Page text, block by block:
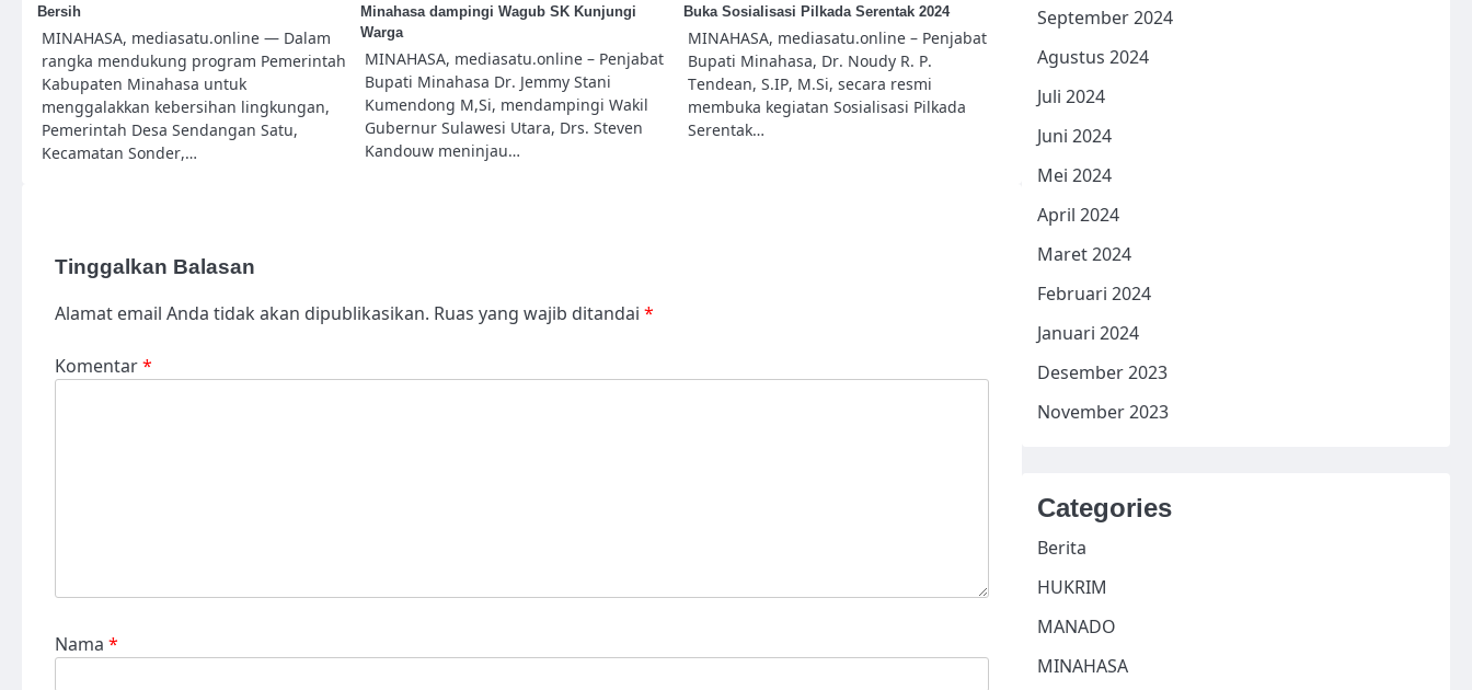
Bersih
MINAHASA, mediasatu.online — Dalam
rangka mendukung program Pemerintah
Kabupaten Minahasa untuk
menggalakkan kebersihan lingkungan,
Pemerintah Desa Sendangan Satu,
Kecamatan Sonder,…
Minahasa dampingi Wagub SK Kunjungi
Warga
MINAHASA, mediasatu.online – Penjabat
Bupati Minahasa Dr. Jemmy Stani
Kumendong M,Si, mendampingi Wakil
Gubernur Sulawesi Utara, Drs. Steven
Kandouw meninjau…
Buka Sosialisasi Pilkada Serentak 2024
MINAHASA, mediasatu.online – Penjabat
Bupati Minahasa, Dr. Noudy R. P.
Tendean, S.IP, M.Si, secara resmi
membuka kegiatan Sosialisasi Pilkada
Serentak…
Tinggalkan Balasan
Alamat email Anda tidak akan dipublikasikan. Ruas yang wajib ditandai *
Komentar*
Nama *
September 2024
Agustus 2024
Juli 2024
Juni 2024
Mei 2024
April 2024
Maret 2024
Februari 2024
Januari 2024
Desember 2023
November 2023
Categories
Berita
HUKRIM
MANADO
MINAHASA